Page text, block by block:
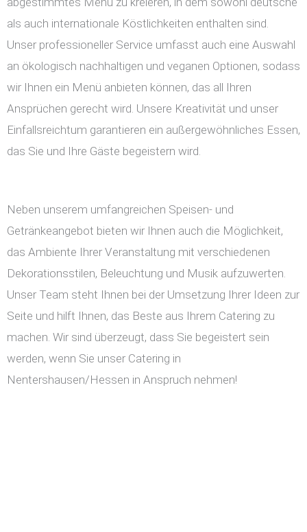
als auch internationale Köstlichkeiten enthalten sind.
Unser professioneller Service umfasst auch eine Auswahl
an ökologisch nachhaltigen und veganen Optionen, sodass
wir Ihnen ein Menü anbieten können, das all Ihren
Ansprüchen gerecht wird. Unsere Kreativität und unser
Einfallsreichtum garantieren ein außergewöhnliches Essen,
das Sie und Ihre Gäste begeistern wird.
Neben unserem umfangreichen Speisen- und
Getränkeangebot bieten wir Ihnen auch die Möglichkeit,
das Ambiente Ihrer Veranstaltung mit verschiedenen
Dekorationsstilen, Beleuchtung und Musik aufzuwerten.
Unser Team steht Ihnen bei der Umsetzung Ihrer Ideen zur
Seite und hilft Ihnen, das Beste aus Ihrem Catering zu
machen. Wir sind überzeugt, dass Sie begeistert sein
werden, wenn Sie unser Catering in
Nentershausen/Hessen in Anspruch nehmen!